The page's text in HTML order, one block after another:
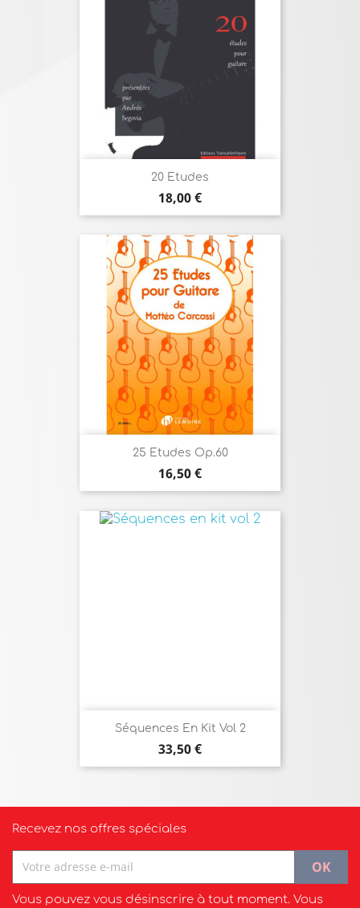
20 Etudes
Prix
18,00 €
25 Etudes Op.60
Prix
16,50 €
Séquences En Kit Vol 2
Prix
33,50 €
Recevez nos offres spéciales
Vous pouvez vous désinscrire à tout moment. Vous